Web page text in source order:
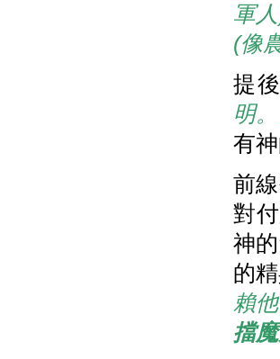
軍
(像
提
明。
有
前
對
神
的
賴
擋